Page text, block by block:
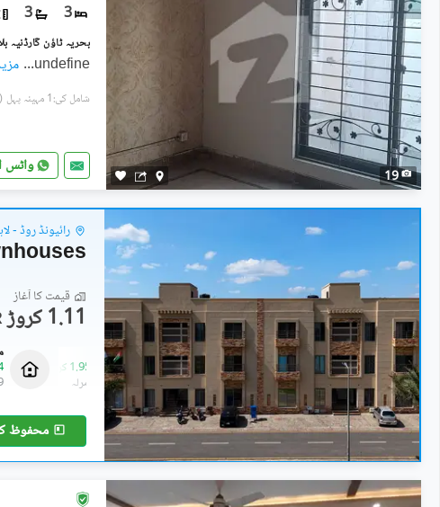
19
3
3
undefine
...
شامل کی:1 مہینہ پہل
واٹس
رائیونڈ روڈ -
قیمت کا آغاز
1.11 کروڑ
مکانات
1.18 کروڑ
1.95 کروڑ
-7.1 مرلہ
محفوظ